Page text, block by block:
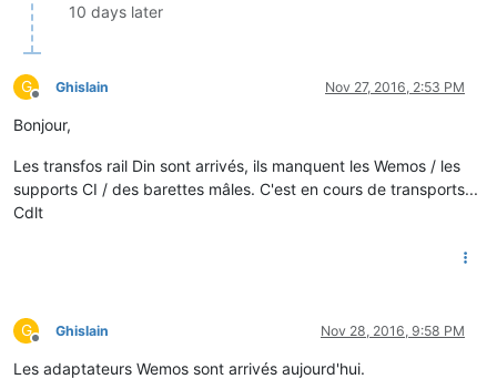
10 days later
G
Offline
Ghislain Nov 27, 2016, 2:53 PM
Bonjour,
Les transfos rail Din sont arrivés, ils manquent les Wemos / les
supports CI / des barettes mâles. C'est en cours de transports...
Cdlt
G
Offline
Ghislain Nov 28, 2016, 9:58 PM
Les adaptateurs Wemos sont arrivés aujourd'hui.